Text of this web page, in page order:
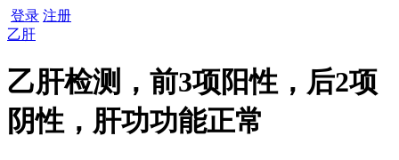
登录 注册
乙肝
乙肝检测，前3项阳性，后2项
阴性，肝功功能正常